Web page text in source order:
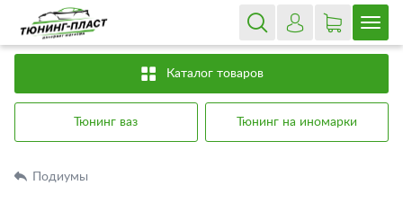
Каталог товаров
Тюнинг ваз Тюнинг на иномарки
Подиумы